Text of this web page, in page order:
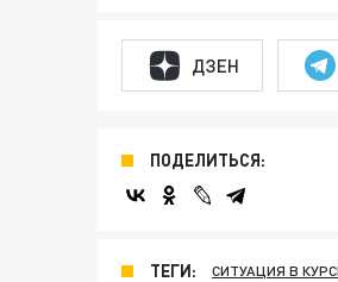
ДЗЕН
ПОДЕЛИТЬСЯ:
ТЕГИ: СИТУАЦИЯ В